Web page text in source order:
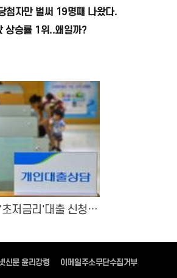
첨자만 벌써 19명째 나왔다.
상승률 1위..왜일까?
저금리'대출 신청자
신문 윤리강령 이메일주소무단수집거부